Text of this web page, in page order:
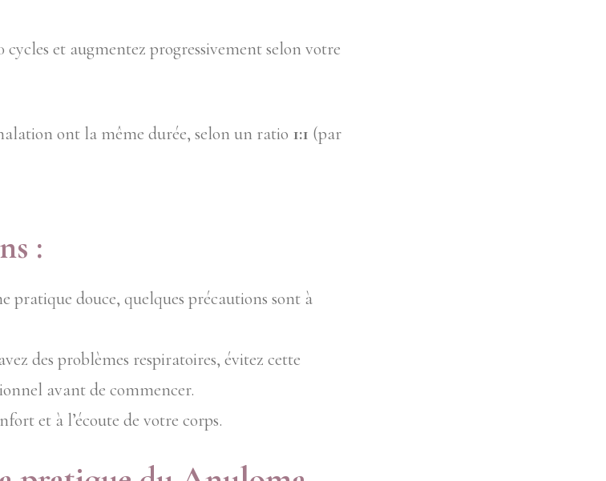
cycles et augmentez progressivement selon votre
ont la même durée, selon un ratio 1:1 (par
:
pratique douce, quelques précautions sont à
des problèmes respiratoires, évitez cette
avant de commencer.
et à l’écoute de votre corps.